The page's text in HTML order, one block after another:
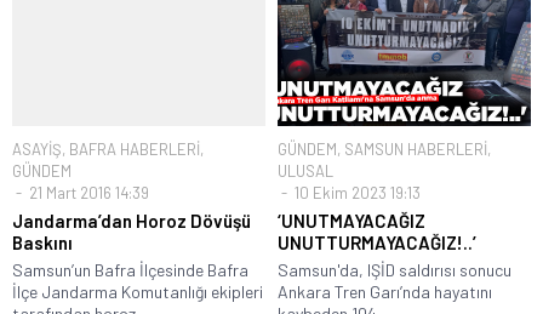
ASAYİŞ, BAFRA HABERLERİ,
GÜNDEM
21 Mart 2016 14:39
Jandarma’dan Horoz Dövüşü
Baskını
Samsun’un Bafra İlçesinde Bafra
İlçe Jandarma Komutanlığı ekipleri
GÜNDEM, SAMSUN HABERLERİ,
ULUSAL
10 Ekim 2023 19:13
‘UNUTMAYACAĞIZ
UNUTTURMAYACAĞIZ!..’
Samsun'da, IŞİD saldırısı sonucu
Ankara Tren Garı’nda hayatını